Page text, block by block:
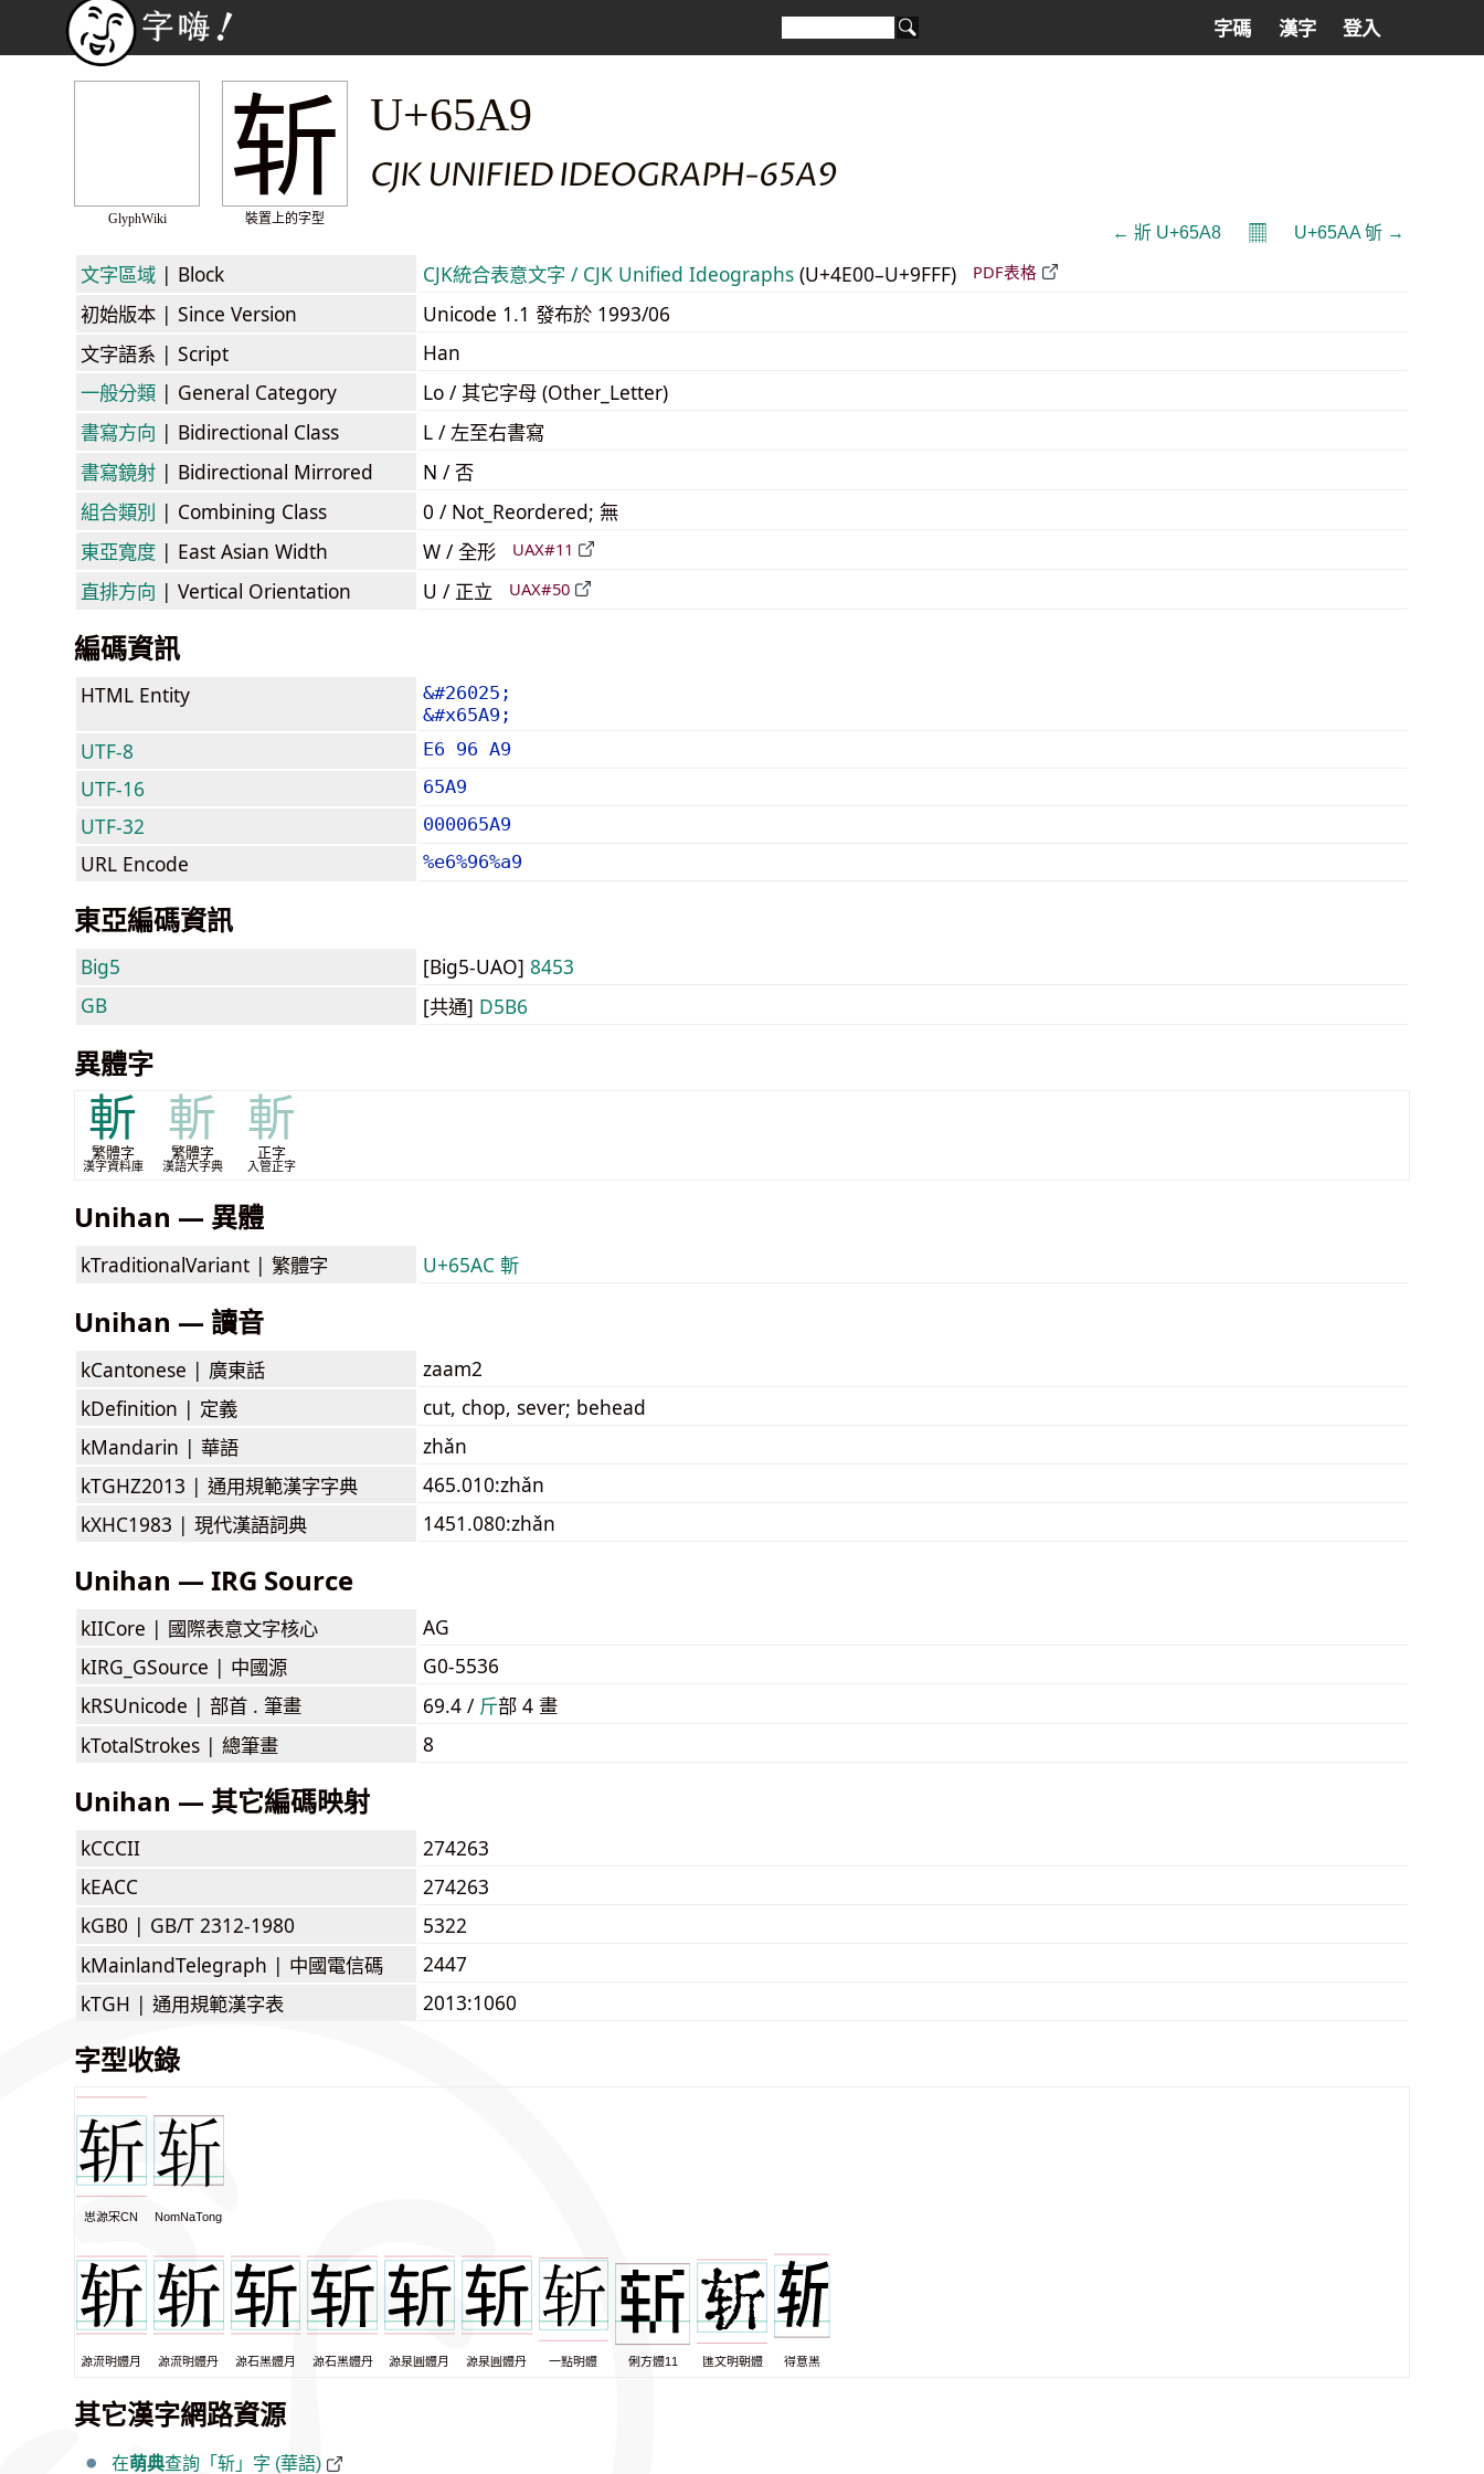
字碼 漢字 登入
GlyphWiki
斩
裝置上的字型
U+65A9
CJK UNIFIED IDEOGRAPH-65A9
← 斨 U+65A8 𝄜 U+65AA 斪 →
文字區域 | Block CJK統合表意文字 / CJK Unified Ideographs (U+4E00–U+9FFF) PDF表格
初始版本 | Since Version
Unicode 1.1 發布於 1993/06
文字語系 | Script
Han
一般分類 | General Category
Lo / 其它字母 (Other_Letter)
書寫方向 | Bidirectional Class
L / 左至右書寫
書寫鏡射 | Bidirectional Mirrored
N / 否
組合類別 | Combining Class
0 / Not_Reordered; 無
東亞寬度 | East Asian Width W / 全形 UAX#11
直排方向 | Vertical Orientation U / 正立 UAX#50
編碼資訊
HTML Entity
&#26025;
&#x65A9;
UTF-8 E6 96 A9
UTF-16 65A9
UTF-32 000065A9
URL Encode %e6%96%a9
東亞編碼資訊
Big5 [Big5-UAO] 8453
GB
[共通] D5B6
異體字
斬
繁體字
漢字資料庫
斬
繁體字
漢語大字典
斬
正字
入管正字
Unihan — 異體
kTraditionalVariant | 繁體字 U+65AC 斬
Unihan — 讀音
kCantonese | 廣東話
zaam2
kDefinition | 定義
cut, chop, sever; behead
kMandarin | 華語
zhǎn
kTGHZ2013 | 通用規範漢字字典
465.010:zhǎn
kXHC1983 | 現代漢語詞典 1451.080:zhǎn
Unihan — IRG Source
kIICore | 國際表意文字核心
AG
kIRG_GSource | 中國源
G0-5536
kRSUnicode | 部首 . 筆畫 69.4 / ⽄部 4 畫
kTotalStrokes | 總筆畫 8
Unihan — 其它編碼映射
kCCCII
274263
kEACC
274263
kGB0 | GB/T 2312-1980
5322
kMainlandTelegraph | 中國電信碼
2447
kTGH | 通用規範漢字表 2013:1060
字型收錄
思源宋CN NomNaTong
源流明體月 源流明體丹 源石黑體月 源石黑體丹 源泉圓體月 源泉圓體丹 一點明體 俐方體11 匯文明朝體 得意黑
其它漢字網路資源
在萌典查詢「斩」字 (華語)